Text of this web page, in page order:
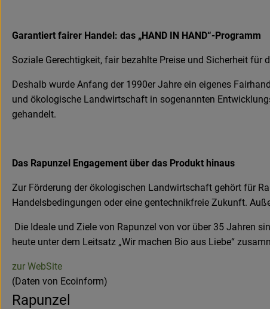
Garantiert fairer Handel: das „HAND IN HAND“-Programm
Soziale Gerechtigkeit, fair bezahlte Preise und Sicherheit
Deshalb wurde Anfang der 1990er Jahre ein eigenes
und ökologische Landwirtschaft in sogenannten
gehandelt.
Das Rapunzel Engagement über das Produkt hinaus
Zur Förderung der ökologischen Landwirtschaft gehört für
Handelsbedingungen oder eine gentechnikfreie Zukunft.
Die Ideale und Ziele von Rapunzel von vor über 35 Jahren
heute unter dem Leitsatz „Wir machen Bio aus Liebe“
zur WebSite
(Daten von Ecoinform)
Rapunzel